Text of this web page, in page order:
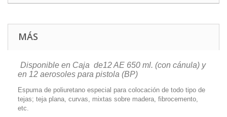
MÁS
Disponible en Caja de12 AE 650 ml. (con cánula) y
en 12 aerosoles para pistola (BP)
Espuma de poliuretano especial para colocación de todo tipo de
tejas; teja plana, curvas, mixtas sobre madera, fibrocemento,
etc.